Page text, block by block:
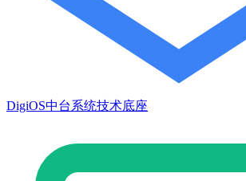
DigiOS中台系统技术底座